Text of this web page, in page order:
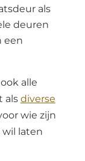
als
deuren
een
alle
als diverse
wie zijn
wil laten